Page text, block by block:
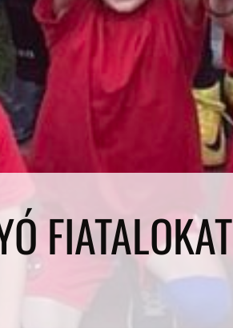
FIATALOKAT